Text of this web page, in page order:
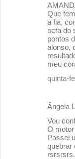
Que
a fia,
octa do
pontos
alonso,
meu
quinta-
Ângela
Vou
O
Passei
quebrar